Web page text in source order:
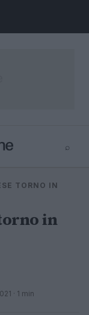
⌕
⌕
TORNO IN
in
· 1 min